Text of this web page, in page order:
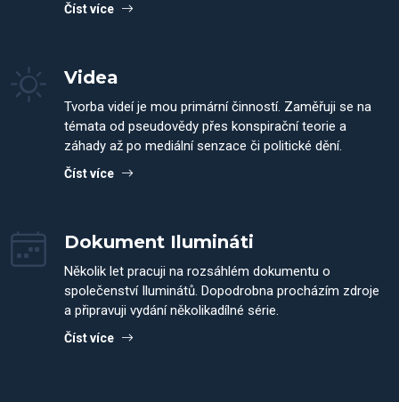
Číst více
Videa
Tvorba videí je mou primární činností. Zaměřuji se na
témata od pseudovědy přes konspirační teorie a
záhady až po mediální senzace či politické dění.
Číst více
Dokument Ilumináti
Několik let pracuji na rozsáhlém dokumentu o
společenství Iluminátů. Dopodrobna procházím zdroje
a připravuji vydání několikadílné série.
Číst více